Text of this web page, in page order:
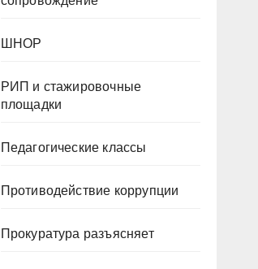
ШНОР
РИП и стажировочные
площадки
Педагогические классы
Противодействие коррупции
Прокуратура разъясняет